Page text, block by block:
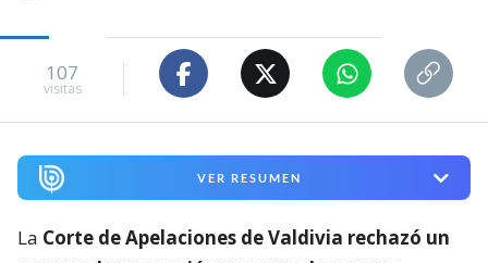
107
visitas
VER RESUMEN
La Corte de Apelaciones de Valdivia rechazó un